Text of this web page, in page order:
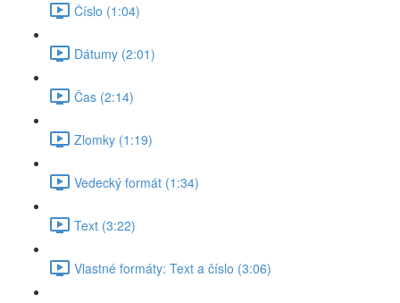
Číslo (1:04)
Dátumy (2:01)
Čas (2:14)
Zlomky (1:19)
Vedecký formát (1:34)
Text (3:22)
Vlastné formáty: Text a číslo (3:06)